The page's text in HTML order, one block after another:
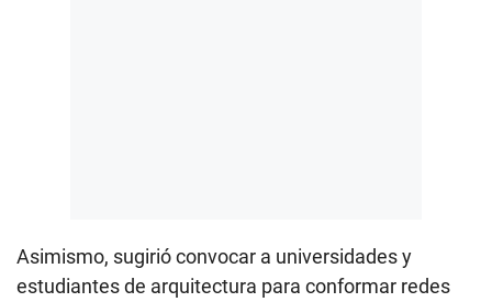
Asimismo, sugirió convocar a universidades y
estudiantes de arquitectura para conformar redes